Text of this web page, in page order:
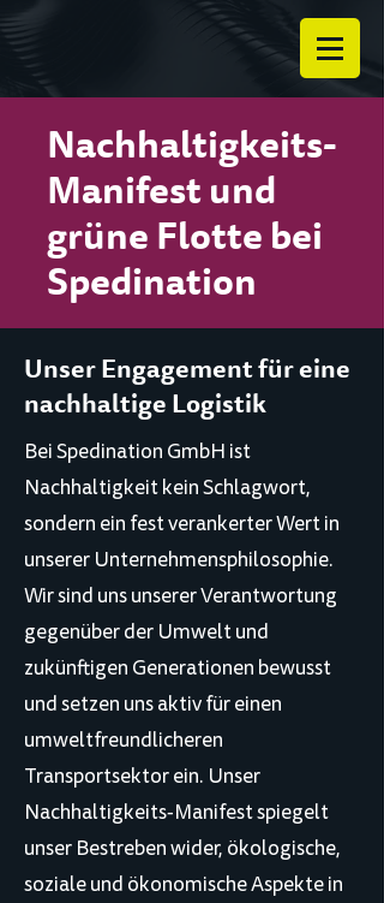
Nachhaltigkeits-
Manifest und
grüne Flotte bei
Spedination
Unser Engagement für eine
nachhaltige Logistik
Bei Spedination GmbH ist
Nachhaltigkeit kein Schlagwort,
sondern ein fest verankerter Wert in
unserer Unternehmensphilosophie.
Wir sind uns unserer Verantwortung
gegenüber der Umwelt und
zukünftigen Generationen bewusst
und setzen uns aktiv für einen
umweltfreundlicheren
Transportsektor ein. Unser
Nachhaltigkeits-Manifest spiegelt
unser Bestreben wider, ökologische,
soziale und ökonomische Aspekte in